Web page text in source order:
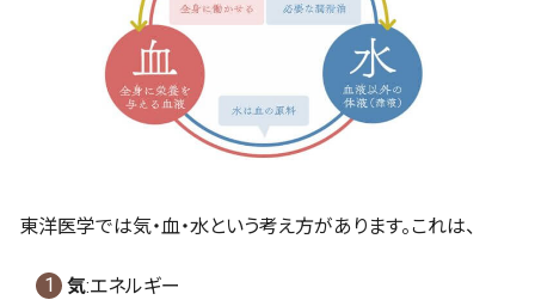
東洋医学では気・血・水という考え方があります。これは、
気:エネルギー